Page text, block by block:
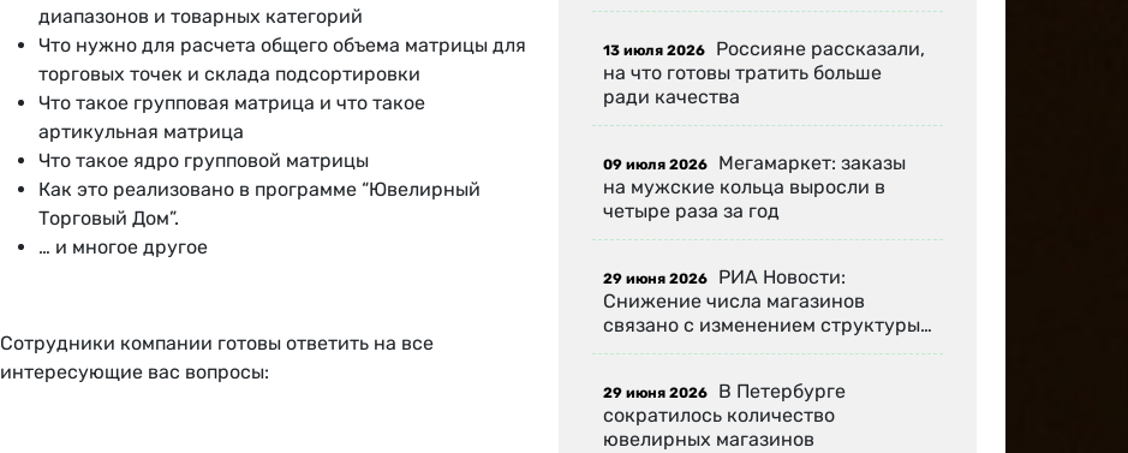
диапазонов и товарных категорий
Что нужно для расчета общего объема матрицы для
торговых точек и склада подсортировки
Что такое групповая матрица и что такое
артикульная матрица
Что такое ядро групповой матрицы
Как это реализовано в программе “Ювелирный
Торговый Дом”.
… и многое другое
Сотрудники компании готовы ответить на все
интересующие вас вопросы:
13 июля 2026 Россияне рассказали,
на что готовы тратить больше
ради качества
09 июля 2026 Мегамаркет: заказы
на мужские кольца выросли в
четыре раза за год
29 июня 2026 РИА Новости:
Снижение числа магазинов
связано с изменением структуры…
29 июня 2026 В Петербурге
сократилось количество
ювелирных магазинов